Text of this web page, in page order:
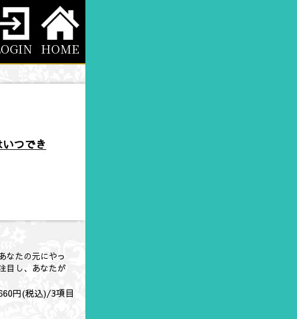
HOME
つでき
なたの元にやっ
目し、あなたが
円(税込)/3項目